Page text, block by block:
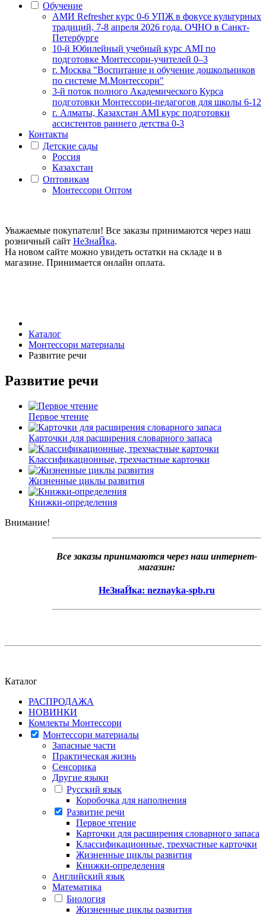
Обучение
АМИ Refresher курс 0-6 УПЖ в фокусе культурных
традиций, 7-8 апреля 2026 года. ОЧНО в Санкт-
Петербурге
10-й Юбилейный учебный курс AMI по
подготовке Монтессори-учителей 0–3
г. Москва "Воспитание и обучение дошкольников
по системе М.Монтессори"
3-й поток полного Академического Курса
подготовки Монтессори-педагогов для школы 6-12
г. Алматы, Казахстан AMI курс подготовки
ассистентов раннего детства 0-3
Контакты
Детские сады
Россия
Казахстан
Оптовикам
Монтессори Оптом
Уважаемые покупатели! Все заказы принимаются через наш
розничный сайт НеЗнаЙка.
На новом сайте можно увидеть остатки на складе и в
магазине. Принимается онлайн оплата.
Каталог
Монтессори материалы
Развитие речи
Развитие речи
Первое чтение
Карточки для расширения словарного запаса
Классификационные, трехчастные карточки
Жизненные циклы развития
Книжки-определения
Внимание!
Все заказы принимаются через наш интернет-
магазин:
НеЗнаЙка: neznayka-spb.ru
Каталог
РАСПРОДАЖА
НОВИНКИ
Комлекты Монтессори
Монтессори материалы
Запасные части
Практическая жизнь
Сенсорика
Другие языки
Русский язык
Коробочка для наполнения
Развитие речи
Первое чтение
Карточки для расширения словарного запаса
Классификационные, трехчастные карточки
Жизненные циклы развития
Книжки-определения
Английский язык
Математика
Биология
Жизненные циклы развития